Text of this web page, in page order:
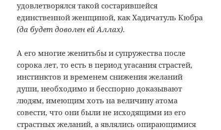
удовлетворялся такой состарившейся
единственной женщиной, как Хадичатуль Кюбра
(да будет доволен ей Аллах).
А его многие женитьбы и супружества после
сорока лет, то есть в период угасания страстей,
инстинктов и временем снижения желаний
души, необходимо и бесспорно доказывают
людям, имеющим хоть на величину атома
совести, что они были не исходящими из его
страстных желаний, а являлись опирающимися